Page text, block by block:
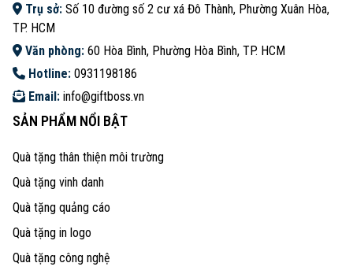
Trụ sở: Số 10 đường số 2 cư xá Đô Thành, Phường Xuân Hòa,
TP. HCM
Văn phòng: 60 Hòa Bình, Phường Hòa Bình, TP. HCM
Hotline: 0931198186
Email: info@giftboss.vn
SẢN PHẨM NỔI BẬT
Quà tặng thân thiện môi trường
Quà tặng vinh danh
Quà tặng quảng cáo
Quà tặng in logo
Quà tặng công nghệ